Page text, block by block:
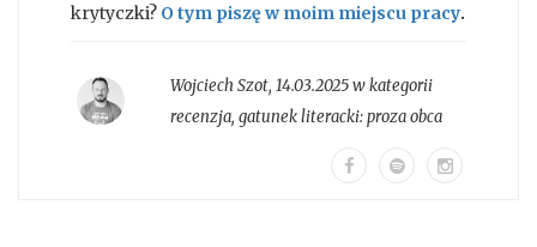
krytyczki? O tym piszę w moim miejscu pracy.
Wojciech Szot, 14.03.2025 w kategorii
recenzja, gatunek literacki:proza obca